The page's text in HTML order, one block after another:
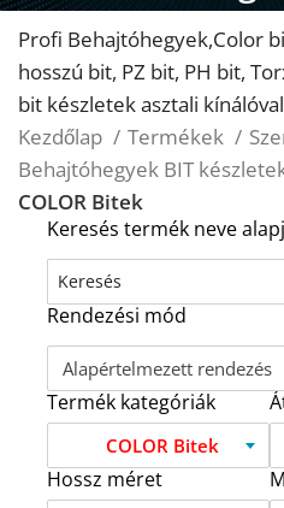
Profi Behajtóhegyek,Color
hosszú bit, PZ bit, PH bit,
bit készletek asztali kínálóval
Kezdőlap
Termékek
Behajtóhegyek BIT
COLOR Bitek
Keresés termék neve
Rendezési mód
Alapértelmezett rendezés
Termék kategóriák
COLOR Bitek
Hossz méret